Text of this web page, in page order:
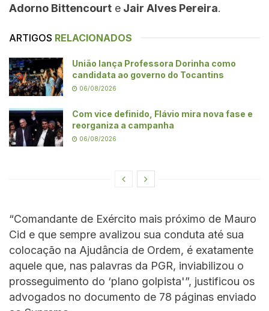
Adorno Bittencourt e Jair Alves Pereira.
ARTIGOS RELACIONADOS
União lança Professora Dorinha como
candidata ao governo do Tocantins
06/08/2026
Com vice definido, Flávio mira nova fase e
reorganiza a campanha
06/08/2026
“Comandante de Exército mais próximo de Mauro
Cid e que sempre avalizou sua conduta até sua
colocação na Ajudância de Ordem, é exatamente
aquele que, nas palavras da PGR, inviabilizou o
prosseguimento do ‘plano golpista'”, justificou os
advogados no documento de 78 páginas enviado